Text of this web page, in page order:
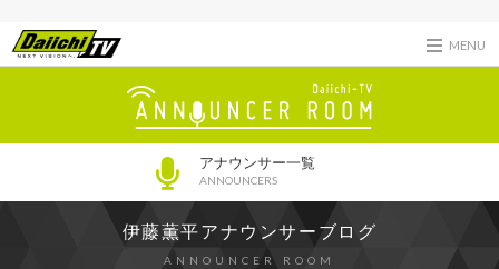
MENU
アナウンサー一覧
ANNOUNCERS
伊藤薫平アナウンサーブログ
ANNOUNCER ROOM